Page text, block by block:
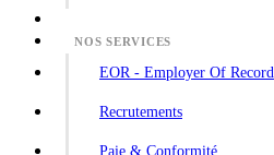
NOS SERVICES
EOR - Employer Of Record
Recrutements
Paie & Conformité